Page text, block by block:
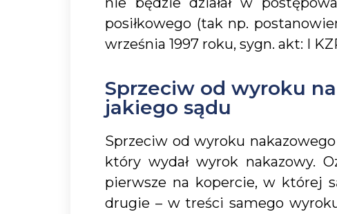
posiłkowego (tak np.
września 1997 roku, sygn. akt: I
Sprzeciw od wyroku
jakiego sądu
Sprzeciw od wyroku
który wydał wyrok nakazowy.
pierwsze na kopercie, w której
drugie – w treści samego